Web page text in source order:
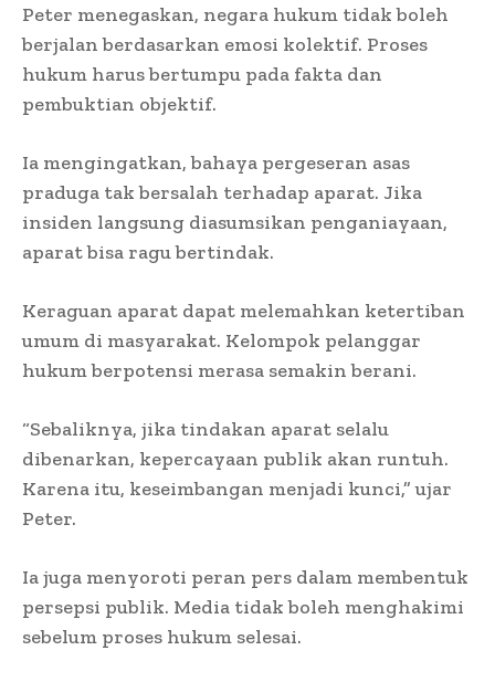
Peter menegaskan, negara hukum tidak boleh
berjalan berdasarkan emosi kolektif. Proses
hukum harus bertumpu pada fakta dan
pembuktian objektif.
Ia mengingatkan, bahaya pergeseran asas
praduga tak bersalah terhadap aparat. Jika
insiden langsung diasumsikan penganiayaan,
aparat bisa ragu bertindak.
Keraguan aparat dapat melemahkan ketertiban
umum di masyarakat. Kelompok pelanggar
hukum berpotensi merasa semakin berani.
“Sebaliknya, jika tindakan aparat selalu
dibenarkan, kepercayaan publik akan runtuh.
Karena itu, keseimbangan menjadi kunci,” ujar
Peter.
Ia juga menyoroti peran pers dalam membentuk
persepsi publik. Media tidak boleh menghakimi
sebelum proses hukum selesai.